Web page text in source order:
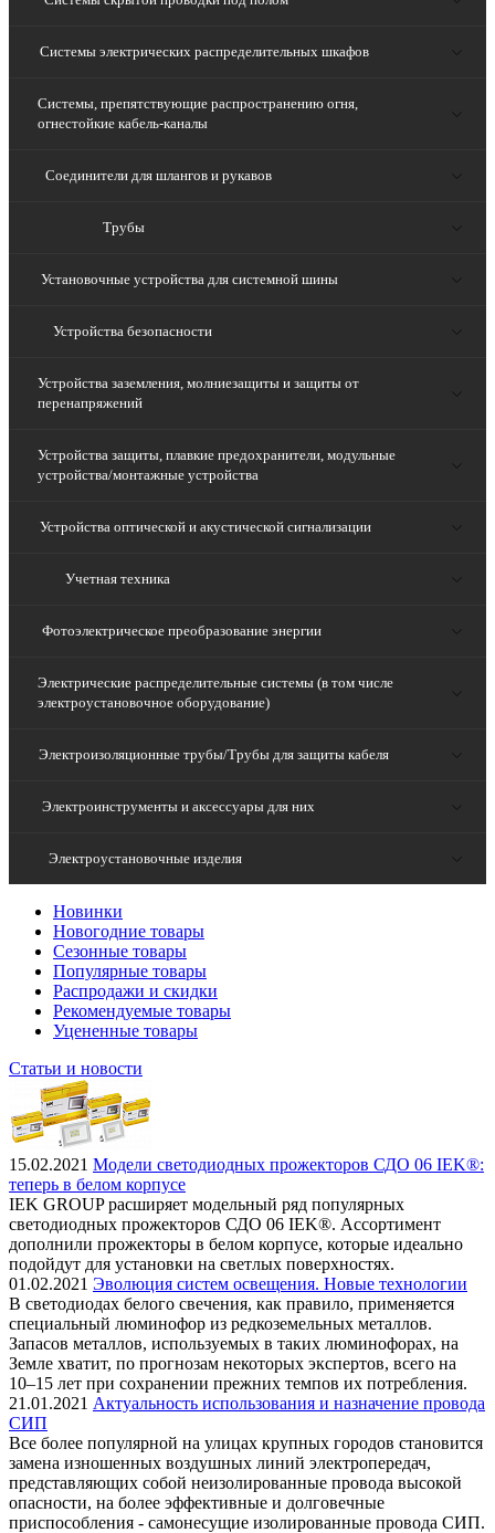
Системы электрических распределительных шкафов
Системы, препятствующие распространению огня,
огнестойкие кабель-каналы
Соединители для шлангов и рукавов
Трубы
Установочные устройства для системной шины
Устройства безопасности
Устройства заземления, молниезащиты и защиты от
перенапряжений
Устройства защиты, плавкие предохранители, модульные
устройства/монтажные устройства
Устройства оптической и акустической сигнализации
Учетная техника
Фотоэлектрическое преобразование энергии
Электрические распределительные системы (в том числе
электроустановочное оборудование)
Электроизоляционные трубы/Трубы для защиты кабеля
Электроинструменты и аксессуары для них
Электроустановочные изделия
Новинки
Новогодние товары
Сезонные товары
Популярные товары
Распродажи и скидки
Рекомендуемые товары
Уцененные товары
Статьи и новости
15.02.2021 Модели светодиодных прожекторов СДО 06 IEK®:
теперь в белом корпусе
IEK GROUP расширяет модельный ряд популярных
светодиодных прожекторов СДО 06 IEK®. Ассортимент
дополнили прожекторы в белом корпусе, которые идеально
подойдут для установки на светлых поверхностях.
01.02.2021 Эволюция систем освещения. Новые технологии
В светодиодах белого свечения, как правило, применяется
специальный люминофор из редкоземельных металлов.
Запасов металлов, используемых в таких люминофорах, на
Земле хватит, по прогнозам некоторых экспертов, всего на
10–15 лет при сохранении прежних темпов их потребления.
21.01.2021 Актуальность использования и назначение провода
СИП
Все более популярной на улицах крупных городов становится
замена изношенных воздушных линий электропередач,
представляющих собой неизолированные провода высокой
опасности, на более эффективные и долговечные
приспособления - самонесущие изолированные провода СИП.